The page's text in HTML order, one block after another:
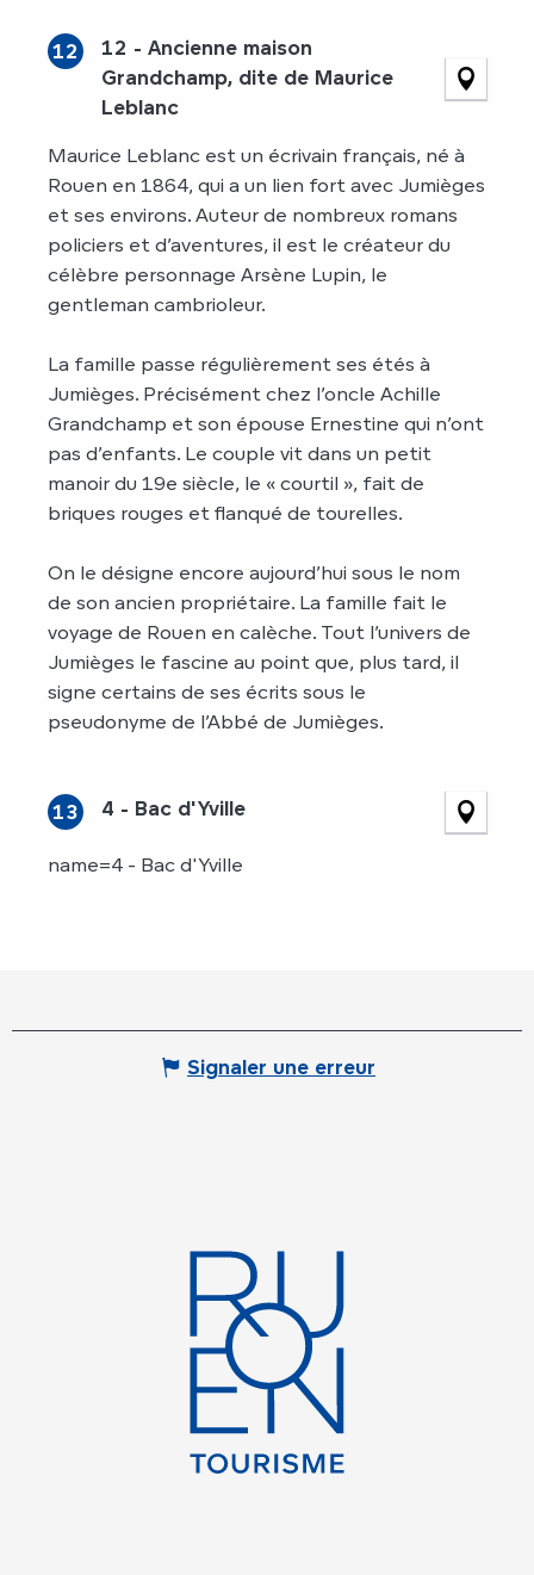
12
12 - Ancienne maison
Grandchamp, dite de Maurice
Leblanc
Maurice Leblanc est un écrivain français, né à
Rouen en 1864, qui a un lien fort avec Jumièges
et ses environs. Auteur de nombreux romans
policiers et d’aventures, il est le créateur du
célèbre personnage Arsène Lupin, le
gentleman cambrioleur.
La famille passe régulièrement ses étés à
Jumièges. Précisément chez l’oncle Achille
Grandchamp et son épouse Ernestine qui n’ont
pas d’enfants. Le couple vit dans un petit
manoir du 19e siècle, le « courtil », fait de
briques rouges et flanqué de tourelles.
On le désigne encore aujourd’hui sous le nom
de son ancien propriétaire. La famille fait le
voyage de Rouen en calèche. Tout l’univers de
Jumièges le fascine au point que, plus tard, il
signe certains de ses écrits sous le
pseudonyme de l’Abbé de Jumièges.
13 4 - Bac d'Yville
name=4 - Bac d'Yville
Signaler une erreur